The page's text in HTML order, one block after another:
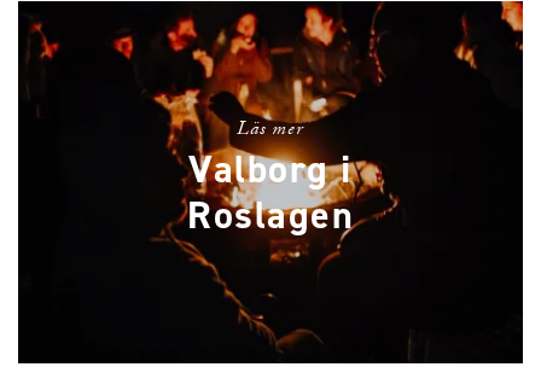
Läs mer
Valborg i
Roslagen